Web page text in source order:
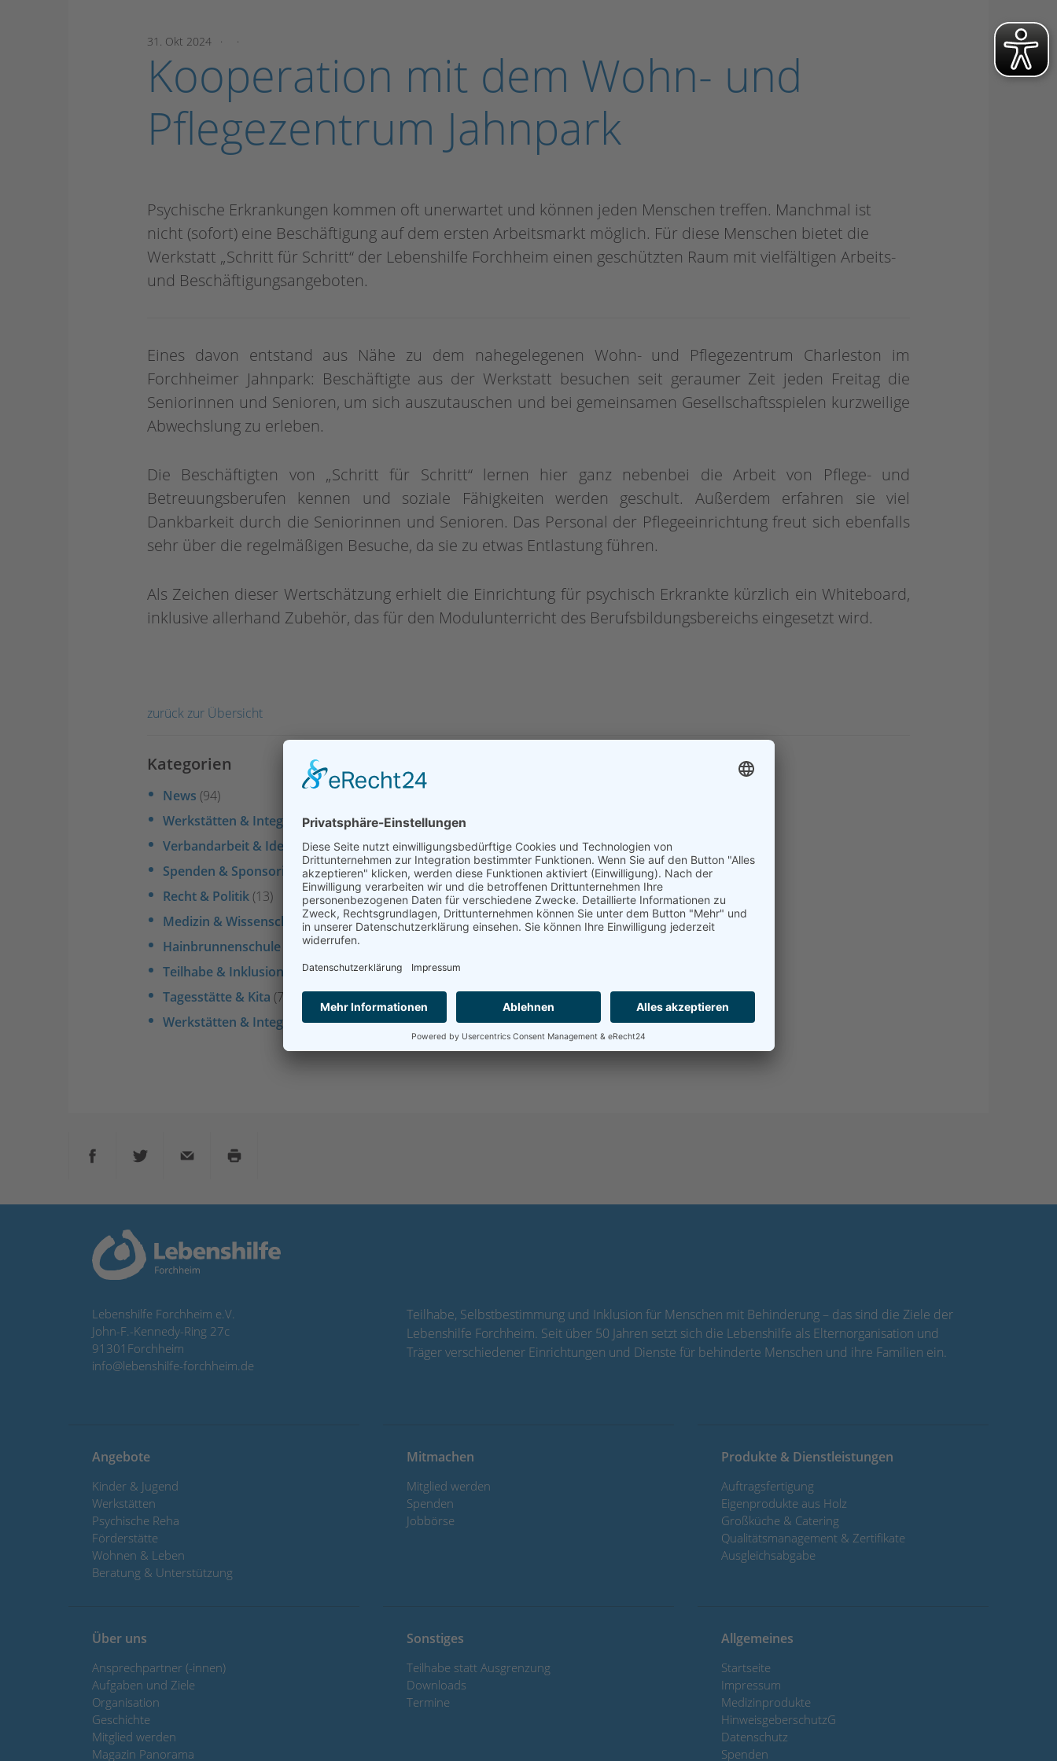
31. Okt 2024
Kooperation mit dem Wohn- und
Pflegezentrum Jahnpark
Psychische Erkrankungen kommen oft unerwartet und können jeden Menschen treffen. Manchmal ist
nicht (sofort) eine Beschäftigung auf dem ersten Arbeitsmarkt möglich. Für diese Menschen bietet die
Werkstatt „Schritt für Schritt“ der Lebenshilfe Forchheim einen geschützten Raum mit vielfältigen Arbeits-
und Beschäftigungsangeboten.
Eines davon entstand aus Nähe zu dem nahegelegenen Wohn- und Pflegezentrum Charleston im
Forchheimer Jahnpark: Beschäftigte aus der Werkstatt besuchen seit geraumer Zeit jeden Freitag die
Seniorinnen und Senioren, um sich auszutauschen und bei gemeinsamen Gesellschaftsspielen kurzweilige
Abwechslung zu erleben.
Die Beschäftigten von „Schritt für Schritt“ lernen hier ganz nebenbei die Arbeit von Pflege- und
Betreuungsberufen kennen und soziale Fähigkeiten werden geschult. Außerdem erfahren sie viel
Dankbarkeit durch die Seniorinnen und Senioren. Das Personal der Pflegeeinrichtung freut sich ebenfalls
sehr über die regelmäßigen Besuche, da sie zu etwas Entlastung führen.
Als Zeichen dieser Wertschätzung erhielt die Einrichtung für psychisch Erkrankte kürzlich ein Whiteboard,
inklusive allerhand Zubehör, das für den Modulunterricht des Berufsbildungsbereichs eingesetzt wird.
zurück zur Übersicht
Kategorien
News (94)
Werkstätten & Integra
(39)
Verbandarbeit & Ideelles(20)
Spenden & Sponsoring
(16)
Recht & Politik(13)
Medizin & Wissenschaft(12)
Hainbrunnenschule & SVE(9)
Teilhabe & Inklusion
Tagesstätte & Kita (7)
Werkstätten & Integra
(5)
November 2025 (1)
Juli 2025(2)
Juni 2025(1)
April 2025(1)
Januar 2025(1)
Dezember 2024(1)
Seite auf Facebook teilen
Seite auf Twitter teilen
per E-MailSeite drucken
Lebenshilfe Forchheim e.V.
John-F.-Kennedy-Ring 27c
91301 Forchheim
info@lebenshilfe-forchheim.de
Teilhabe, Selbstbestimmung und Inklusion für Menschen mit Behinderung – das sind die Ziele der
Lebenshilfe Forchheim. Seit über 50 Jahren setzt sich die Lebenshilfe als Elternorganisation und
Träger verschiedener Einrichtungen und Dienste für behinderte Menschen und ihre Familien ein.
Angebote
Kinder & Jugend
Werkstätten
Psychische Reha
Förderstätte
Wohnen & Leben
Beratung & Unterstützung
Mitmachen
Mitglied werden
Spenden
Jobbörse
Produkte & Dienstleistungen
Auftragsfertigung
Eigenprodukte aus Holz
Großküche & Catering
Qualitätsmanagement & Zertifikate
Ausgleichsabgabe
Über uns
Ansprechpartner (-innen)
Aufgaben und Ziele
Organisation
Geschichte
Mitglied werden
Magazin Panorama
Sonstiges
Teilhabe statt Ausgrenzung
Downloads
Termine
Allgemeines
Startseite
Impressum
Medizinprodukte
HinweisgeberschutzG
Datenschutz
Spenden